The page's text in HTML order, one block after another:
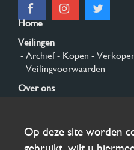
Home
Veilingen
- Archief- Kopen -
- Veilingvoorwaarden
Over ons
Aanmelden
Op deze site worden